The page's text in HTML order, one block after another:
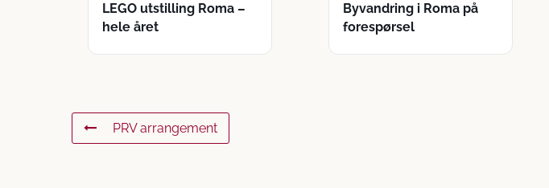
LEGO utstilling Roma –
hele året
Byvandring i Roma på
forespørsel
PRV arrangement